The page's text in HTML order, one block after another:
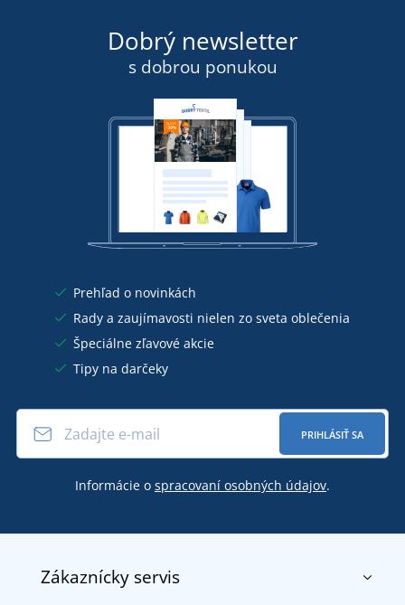
Dobrý newsletter
s dobrou ponukou
Prehľad o novinkách
Rady a zaujímavosti nielen zo sveta oblečenia
Špeciálne zľavové akcie
Tipy na darčeky
PRIHLÁSIŤ SA
Informácie o spracovaní osobných údajov.
Zákaznícky servis